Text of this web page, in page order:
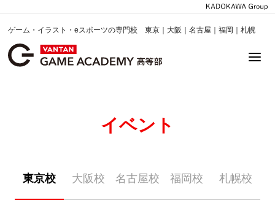
ゲーム・イラスト・eスポーツの専門校 東京｜大阪｜名古屋｜福岡｜札幌
イベント
東京校 大阪校 名古屋校 福岡校 札幌校